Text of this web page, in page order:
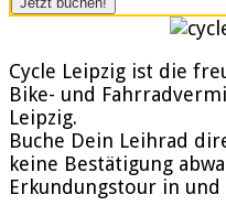
Cycle Leipzig ist die
Bike- und
Leipzig.
Buche Dein Leihrad
keine Bestätigung
Erkundungstour in